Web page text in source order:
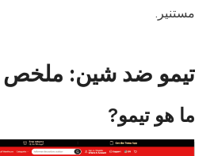
مستنير.
تيمو ضد شين: ملخص
ما هو تيمو?